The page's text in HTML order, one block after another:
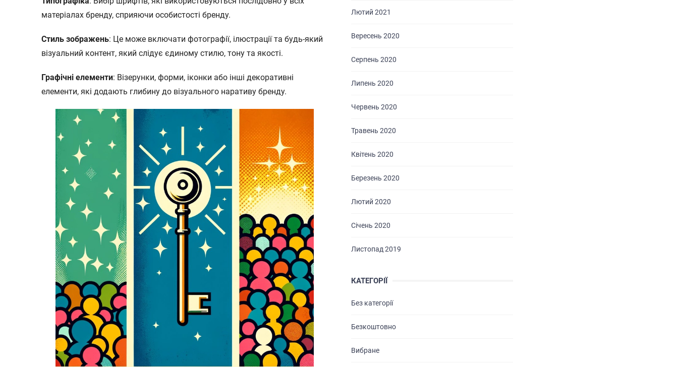
матеріалах бренду, сприяючи особистості бренду.
Стиль зображень: Це може включати фотографії, ілюстрації та будь-який
візуальний контент, який слідує єдиному стилю, тону та якості.
Графічні елементи: Візерунки, форми, іконки або інші декоративні
елементи, які додають глибину до візуального наративу бренду.
Лютий 2021
Вересень 2020
Серпень 2020
Липень 2020
Червень 2020
Травень 2020
Квітень 2020
Березень 2020
Лютий 2020
Січень 2020
Листопад 2019
КАТЕГОРІЇ
Без категорії
Безкоштовно
Вибране
ГОЛОВНА
ПРО НАС
ПОСЛУГИ